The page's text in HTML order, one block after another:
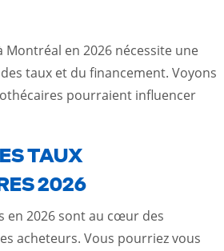
Montréal en 2026 nécessite une
taux et du financement. Voyons
pourraient influencer
TAUX
2026
en 2026 sont au cœur des
acheteurs. Vous pourriez vous